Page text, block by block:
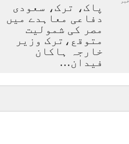
پاک، ترک، سعودی
دفاعی معاہدے میں
مصر کی شمولیت
متوقع،ترک وزیر
خارجہ ہاکان
فیدان…